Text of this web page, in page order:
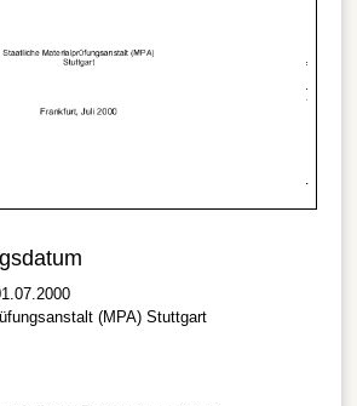
(MPA) Stuttgart